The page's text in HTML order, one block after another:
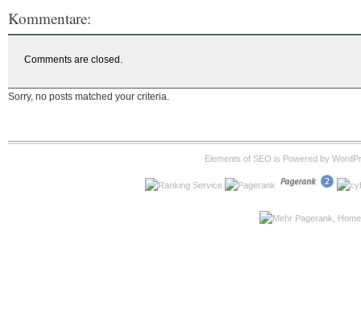
Kommentare:
Comments are closed.
Sorry, no posts matched your criteria.
Elements of SEO is Powered by